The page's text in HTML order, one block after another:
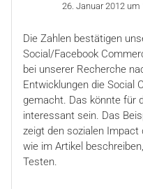
26. Januar 2012 um
Die Zahlen bestätigen
Social/Facebook
bei unserer Recherche
Entwicklungen die Social
gemacht. Das könnte für
interessant sein. Das
zeigt den sozialen Impact
wie im Artikel
Testen.